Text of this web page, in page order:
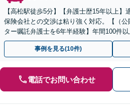
【高松駅徒歩5分】【弁護士歴15年以上】
保険会社との交渉は粘り強く対応。【（
ター嘱託弁護士を6年半経験】年間100件
無料】【夜間／休日にも対応】【駐車場あ
事例を見る(10件)
電話でお問い合わせ